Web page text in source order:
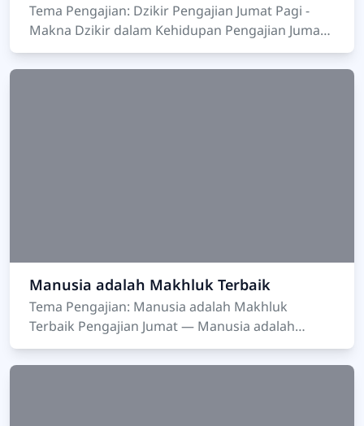
Tema Pengajian: Dzikir Pengajian Jumat Pagi -
Makna Dzikir dalam Kehidupan Pengajian Jumat
pagi dilaks…
Manusia adalah Makhluk Terbaik
Tema Pengajian: Manusia adalah Makhluk
Terbaik Pengajian Jumat — Manusia adalah
Makhluk Terbaik Kegiat…